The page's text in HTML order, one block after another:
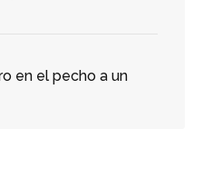
en el pecho a un